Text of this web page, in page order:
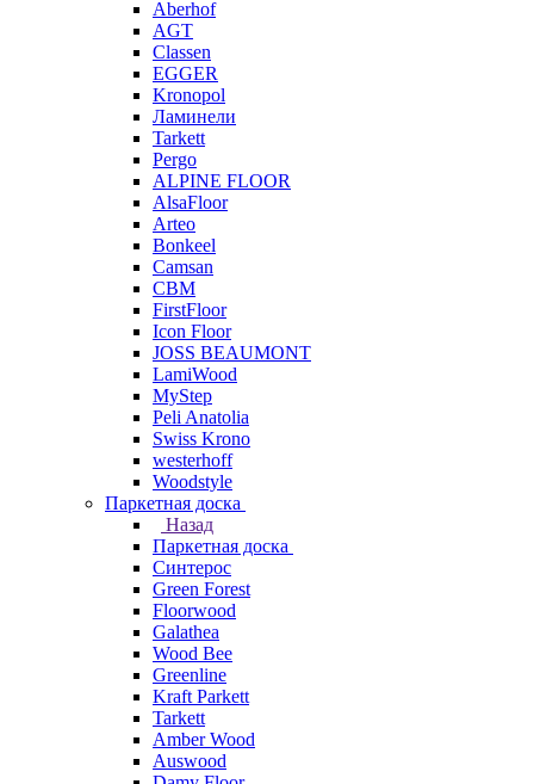
Aberhof
AGT
Classen
EGGER
Kronopol
Ламинели
Tarkett
Pergo
ALPINE FLOOR
AlsaFloor
Arteo
Bonkeel
Camsan
CBM
FirstFloor
Icon Floor
JOSS BEAUMONT
LamiWood
MyStep
Peli Anatolia
Swiss Krono
westerhoff
Woodstyle
Паркетная доска
Назад
Паркетная доска
Синтерос
Green Forest
Floorwood
Galathea
Wood Bee
Greenline
Kraft Parkett
Tarkett
Amber Wood
Auswood